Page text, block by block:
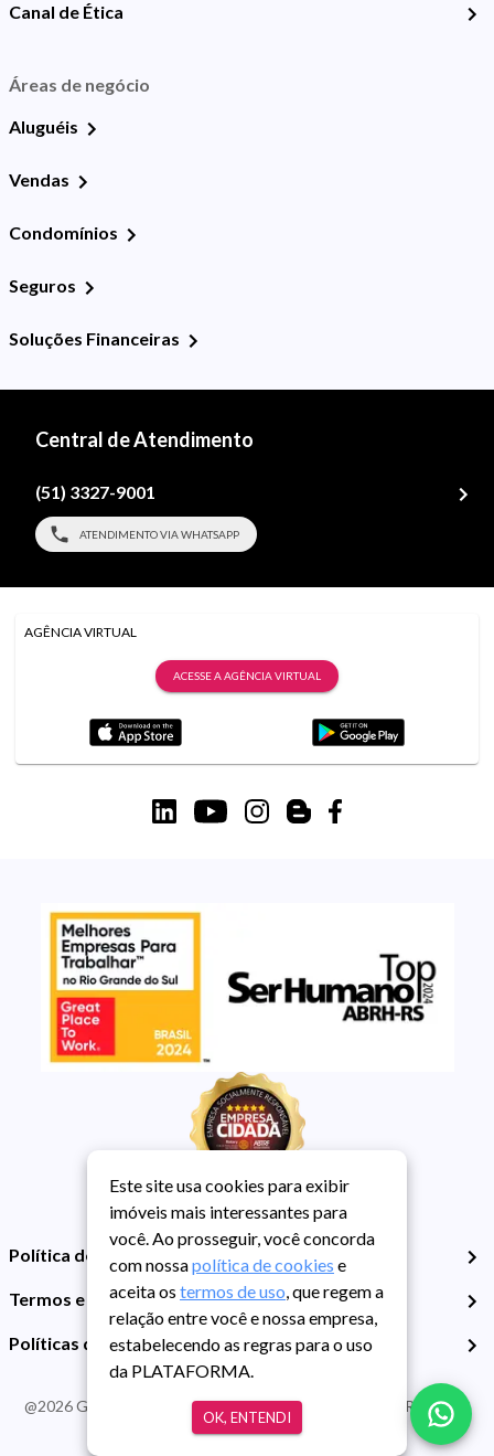
Canal de Ética
Áreas de negócio
Aluguéis
Vendas
Condomínios
Seguros
Soluções Financeiras
Central de Atendimento
(51) 3327-9001
ATENDIMENTO VIA WHATSAPP
AGÊNCIA VIRTUAL
ACESSE A AGÊNCIA VIRTUAL
Política de Privacidade
Termos e Condições de Uso
Políticas de Cookies
@2026Guarida Imóvel. Todos os direitos reservados. CRECI RS -
413J | CNPJ Guarida: 89.398.606/0001-30
Este site usa cookies para exibir
imóveis mais interessantes para
você. Ao prosseguir, você concorda
com nossapolítica de cookies e
aceita os termos de uso, que regem a
relação entre você e nossa empresa,
estabelecendo as regras para o uso
da PLATAFORMA.
OK, ENTENDI